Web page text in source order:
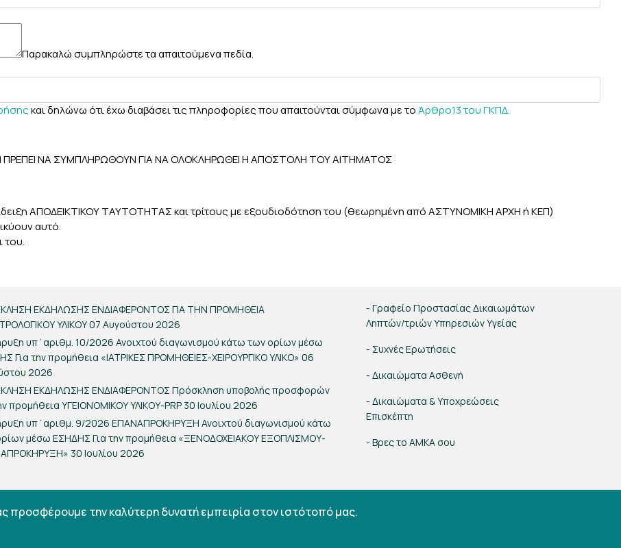
Παρακαλώ συμπληρώστε τα απαιτούμενα πεδία.
και δηλώνω ότι έχω διαβάσει τις πληροφορίες που απαιτούνται σύμφωνα με τοΆρθρο13 του ΓΚΠΔ.
ΠΡΕΠΕΙ ΝΑ ΣΥΜΠΛΗΡΩΘΟΥΝ ΓΙΑ ΝΑ ΟΛΟΚΛΗΡΩΘΕΙ Η ΑΠΟΣΤΟΛΗ ΤΟΥ ΑΙΤΗΜΑΤΟΣ
ΑΠΟΔΕΙΚΤΙΚΟΥ ΤΑΥΤΟΤΗΤΑΣ και τρίτους με εξουδιοδότηση του (θεωρημένη από ΑΣΤΥΝΟΜΙΚΗ ΑΡΧΗ ή ΚΕΠ)
αυτό.
του.
ΕΚΔΗΛΩΣΗΣ ΕΝΔΙΑΦΕΡΟΝΤΟΣ ΓΙΑ ΤΗΝ ΠΡΟΜΗΘΕΙΑ
ΥΛΙΚΟΥ07 Αυγούστου 2026
υπ΄αριθμ. 10/2026 Ανοιχτού διαγωνισμού κάτω των ορίων μέσω
Για την προμήθεια «ΙΑΤΡΙΚΕΣ ΠΡΟΜΗΘΕΙΕΣ-ΧΕΙΡΟΥΡΓΙΚΟ ΥΛΙΚΟ» 06
2026
ΕΚΔΗΛΩΣΗΣ ΕΝΔΙΑΦΕΡΟΝΤΟΣ Πρόσκληση υποβολής προσφορών
προμήθεια ΥΓΕΙΟΝΟΜΙΚΟΥ ΥΛΙΚΟΥ-PRP 30 Ιουλίου 2026
υπ΄αριθμ. 9/2026 ΕΠΑΝΑΠΡΟΚΗΡΥΞΗ Ανοιχτού διαγωνισμού κάτω
μέσω ΕΣΗΔΗΣ Για την προμήθεια «ΞΕΝΟΔΟΧΕΙΑΚΟΥ ΕΞΟΠΛΙΣΜΟΥ-
30 Ιουλίου 2026
- Γραφείο Προστασίας Δικαιωμάτων
Ληπτών/τριών Υπηρεσιών Υγείας
- Συχνές Ερωτήσεις
- Δικαιώματα Ασθενή
- Δικαιώματα & Υποχρεώσεις
Επισκέπτη
- Βρες το ΑΜΚΑ σου
προσφέρουμε την καλύτερη δυνατή εμπειρία στον ιστότοπό μας.